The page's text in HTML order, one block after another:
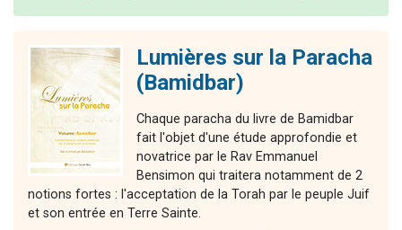
Lumières sur la Paracha
(Bamidbar)
Chaque paracha du livre de Bamidbar
fait l'objet d'une étude approfondie et
novatrice par le Rav Emmanuel
Bensimon qui traitera notamment de 2
notions fortes : l'acceptation de la Torah par le peuple Juif
et son entrée en Terre Sainte.